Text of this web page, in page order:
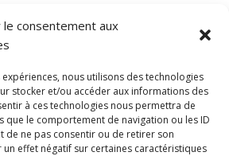
le consentement aux
nous utilisons des technologies
stocker et/ou accéder aux informations des
à ces technologies nous permettra de
que le comportement de navigation ou les ID
de ne pas consentir ou de retirer son
effet négatif sur certaines caractéristiques